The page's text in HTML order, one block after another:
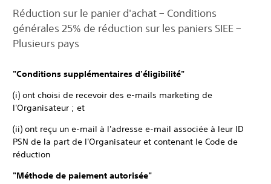
Réduction sur le panier d'achat – Conditions
générales 25% de réduction sur les paniers SIEE –
Plusieurs pays
"Conditions supplémentaires d'éligibilité"
(i) ont choisi de recevoir des e-mails marketing de
l'Organisateur ; et
(ii) ont reçu un e-mail à l'adresse e-mail associée à leur ID
PSN de la part de l'Organisateur et contenant le Code de
réduction
"Méthode de paiement autorisée"